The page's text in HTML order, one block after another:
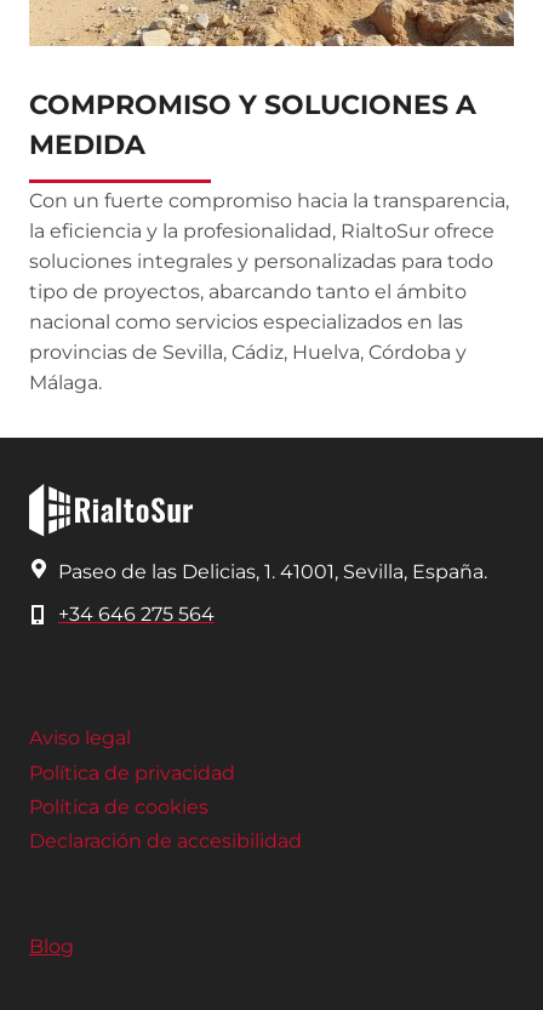
COMPROMISO Y SOLUCIONES A
MEDIDA
Con un fuerte compromiso hacia la transparencia,
la eficiencia y la profesionalidad, RialtoSur ofrece
soluciones integrales y personalizadas para todo
tipo de proyectos, abarcando tanto el ámbito
nacional como servicios especializados en las
provincias de Sevilla, Cádiz, Huelva, Córdoba y
Málaga.
Paseo de las Delicias, 1. 41001, Sevilla, España.
+34 646 275 564
Aviso legal
Política de privacidad
Política de cookies
Declaración de accesibilidad
Blog